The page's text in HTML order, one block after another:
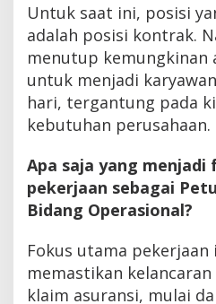
Untuk saat ini, posisi
adalah posisi kontrak.
menutup kemungkinan
untuk menjadi
hari, tergantung pada
kebutuhan perusahaan.
Apa saja yang menjadi
pekerjaan sebagai
Bidang Operasional?
Fokus utama pekerjaan
memastikan
klaim asuransi, mulai